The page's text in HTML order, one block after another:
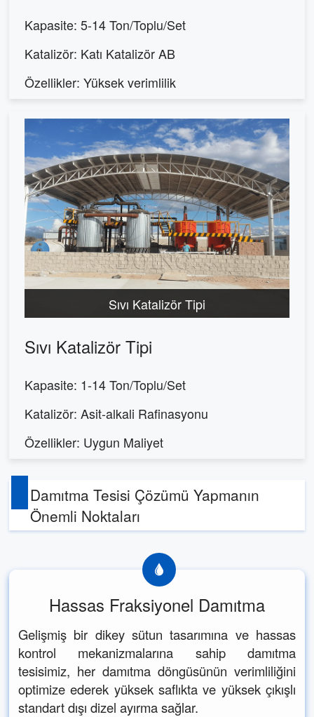
Kapasite: 5-14 Ton/Toplu/Set
Katalizör: Katı Katalizör AB
Özellikler: Yüksek verimlilik
Sıvı Katalizör Tipi
Sıvı Katalizör Tipi
Kapasite: 1-14 Ton/Toplu/Set
Katalizör: Asit-alkali Rafinasyonu
Özellikler: Uygun Maliyet
Damıtma Tesisi Çözümü Yapmanın
Önemli Noktaları
Hassas Fraksiyonel Damıtma
Gelişmiş bir dikey sütun tasarımına ve hassas
kontrol mekanizmalarına sahip damıtma
tesisimiz, her damıtma döngüsünün verimliliğini
optimize ederek yüksek saflıkta ve yüksek çıkışlı
standart dışı dizel ayırma sağlar.